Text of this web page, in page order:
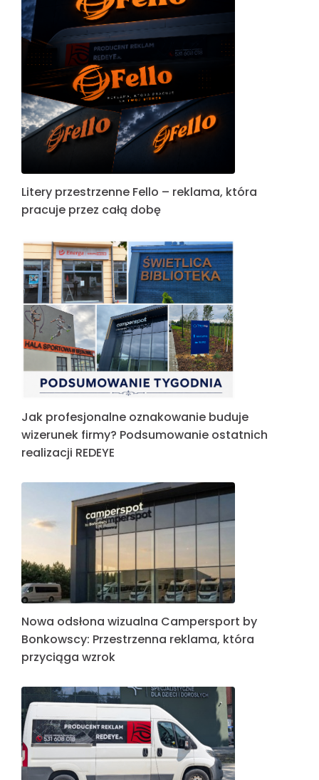
Litery przestrzenne Fello – reklama, która
pracuje przez całą dobę
Jak profesjonalne oznakowanie buduje
wizerunek firmy? Podsumowanie ostatnich
realizacji REDEYE
Nowa odsłona wizualna Campersport by
Bonkowscy: Przestrzenna reklama, która
przyciąga wzrok